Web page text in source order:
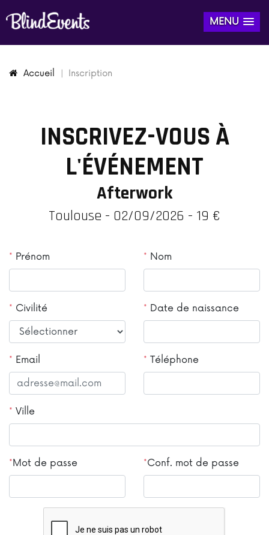
MENU
Accueil Inscription
INSCRIVEZ-VOUS À
L'ÉVÉNEMENT
Afterwork
Toulouse - 02/09/2026 - 19 €
* Prénom * Nom
* Civilité * Date de naissance
* Email * Téléphone
* Ville
*Mot de passe *Conf. mot de passe